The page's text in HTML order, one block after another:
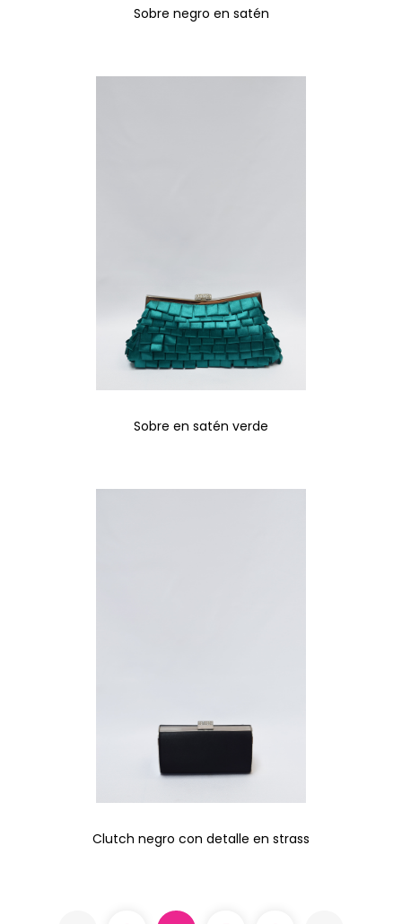
Sobre negro en satén
Sobre en satén verde
Clutch negro con detalle en strass